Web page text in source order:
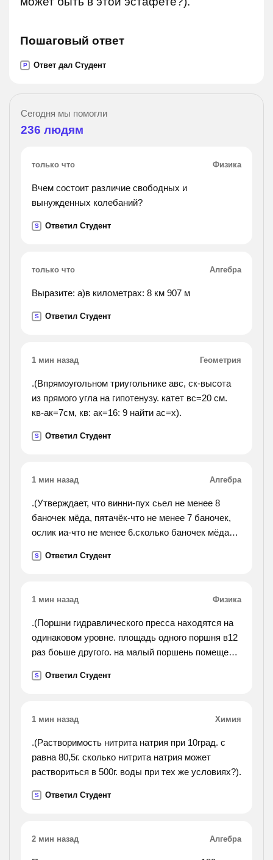
Пошаговый ответ
P Ответ дал Студент
Сегодня мы помогли
236 людям
только что Физика
Вчем состоит различие свободных и
вынужденных колебаний?
S Ответил Студент
только что Алгебра
Выразите: а)в километрах: 8 км 907 м
S Ответил Студент
1 мин назад Геометрия
.(Впрямоугольном триугольнике авс, ск-высота
из прямого угла на гипотенузу. катет вс=20 см.
кв-ак=7см, кв: ак=16: 9 найти ас=х).
S Ответил Студент
1 мин назад Алгебра
.(Утверждает, что винни-пух сьел не менее 8
баночек мёда, пятачёк-что не менее 7 баночек,
ослик иа-что не менее 6.сколько баночек мёда
утверждений истинно только одно?).
S Ответил Студент
1 мин назад Физика
.(Поршни гидравлического пресса находятся на
одинаковом уровне. площадь одного поршня в12
раз боьше другого. на малый поршень помещено
помещенное на большой поршень, чтобы они
S Ответил Студент
1 мин назад Химия
.(Растворимость нитрита натрия при 10град. с
равна 80,5г. сколько нитрита натрия может
раствориться в 500г. воды при тех же условиях?).
S Ответил Студент
2 мин назад Алгебра